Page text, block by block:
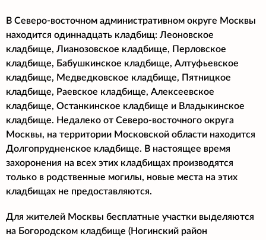
В Северо-восточном административном округе Москвы
находится одиннадцать кладбищ: Леоновское
кладбище, Лианозовское кладбище, Перловское
кладбище, Бабушкинское кладбище, Алтуфьевское
кладбище, Медведковское кладбище, Пятницкое
кладбище, Раевское кладбище, Алексеевское
кладбище, Останкинское кладбище и Владыкинское
кладбище. Недалеко от Северо-восточного округа
Москвы, на территории Московской области находится
Долгопрудненское кладбище. В настоящее время
захоронения на всех этих кладбищах производятся
только в родственные могилы, новые места на этих
кладбищах не предоставляются.
Для жителей Москвы бесплатные участки выделяются
на Богородском кладбище (Ногинский район